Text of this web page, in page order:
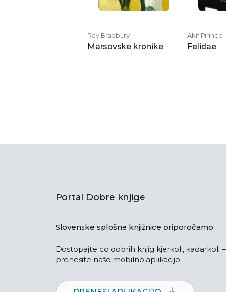
Ray Bradbury
Marsovske kronike
Akif Pirinçci
Felidae
Portal Dobre knjige
Slovenske splošne knjižnice priporočamo
Dostopajte do dobrih knjig kjerkoli, kadarkoli –
prenesite našo mobilno aplikacijo.